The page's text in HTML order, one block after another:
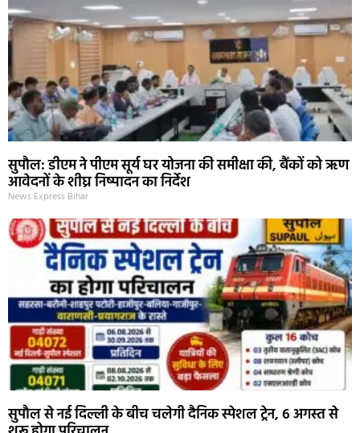
सुपौल: डीएम ने पीएम सूर्य घर योजना की समीक्षा की, बैंकों को ऋण
आवेदनों के शीघ्र निष्पादन का निर्देश
News Express Bihar
सुपौल से नई दिल्ली के बीच चलेगी दैनिक स्पेशल ट्रेन, 6 अगस्त से